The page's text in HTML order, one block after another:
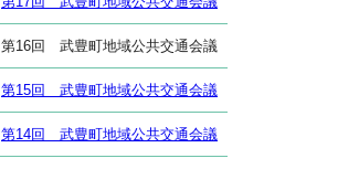
第16回 武豊町地域公共交通会議
第15回 武豊町地域公共交通会議
第14回 武豊町地域公共交通会議